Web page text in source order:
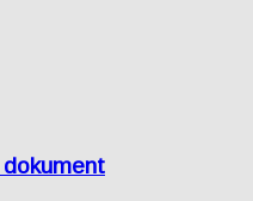
dokument